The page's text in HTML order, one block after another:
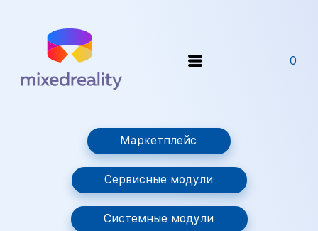
0
Маркетплейс
Сервисные модули
Системные модули